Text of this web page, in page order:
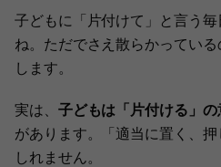
子どもに「片付けて」と言う
ね。ただでさえ散らかってい
します。
実は、 子どもは「片付ける」
があります。「適当に置く、
しれません。